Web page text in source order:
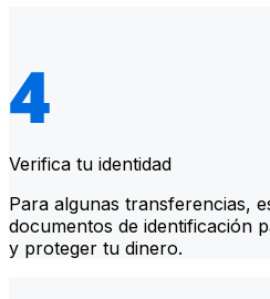
Verifica tu identidad
Para algunas transferencias,
documentos de identificación
y proteger tu dinero.